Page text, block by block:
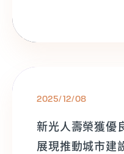
2025/12/08
新光人壽榮獲優
展現推動城市建